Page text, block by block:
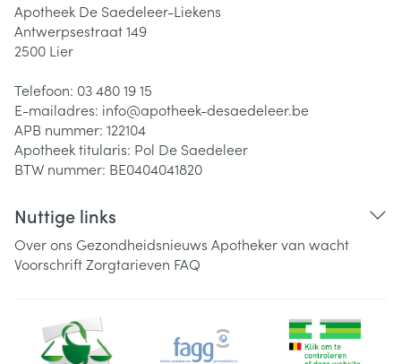
Apotheek De Saedeleer-Liekens
Antwerpsestraat 149
2500 Lier
Telefoon: 03 480 19 15
E-mailadres: info@apotheek-desaedeleer.be
APB nummer: 122104
Apotheek titularis: Pol De Saedeleer
BTW nummer: BE0404041820
Nuttige links
Over ons Gezondheidsnieuws Apotheker van wacht
VoorschriftZorgtarieven FAQ